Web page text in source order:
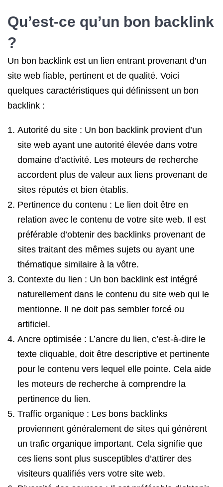
Qu’est-ce qu’un bon backlink
?
Un bon backlink est un lien entrant provenant d’un
site web fiable, pertinent et de qualité. Voici
quelques caractéristiques qui définissent un bon
backlink :
Autorité du site : Un bon backlink provient d’un
site web ayant une autorité élevée dans votre
domaine d’activité. Les moteurs de recherche
accordent plus de valeur aux liens provenant de
sites réputés et bien établis.
Pertinence du contenu : Le lien doit être en
relation avec le contenu de votre site web. Il est
préférable d’obtenir des backlinks provenant de
sites traitant des mêmes sujets ou ayant une
thématique similaire à la vôtre.
Contexte du lien : Un bon backlink est intégré
naturellement dans le contenu du site web qui le
mentionne. Il ne doit pas sembler forcé ou
artificiel.
Ancre optimisée : L’ancre du lien, c’est-à-dire le
texte cliquable, doit être descriptive et pertinente
pour le contenu vers lequel elle pointe. Cela aide
les moteurs de recherche à comprendre la
pertinence du lien.
Traffic organique : Les bons backlinks
proviennent généralement de sites qui génèrent
un trafic organique important. Cela signifie que
ces liens sont plus susceptibles d’attirer des
visiteurs qualifiés vers votre site web.